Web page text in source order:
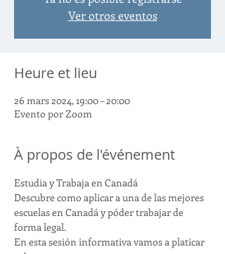
Ver otros eventos
Heure et lieu
26 mars 2024, 19:00 – 20:00
Evento por Zoom
À propos de l'événement
Estudia y Trabaja en Canadá
Descubre como aplicar a una de las mejores
escuelas en Canadá y póder trabajar de
forma legal.
En esta sesión informativa vamos a platicar